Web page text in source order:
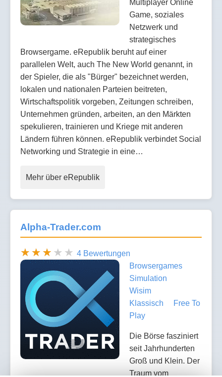
Multiplayer Online
Game, soziales
Netzwerk und
strategisches
Browsergame. eRepublik beruht auf einer
parallelen Welt, auch The New World genannt, in
der Spieler, die als "Bürger" bezeichnet werden,
lokalen und nationalen Parteien beitreten,
Wirtschaftspolitik vorgeben, Zeitungen schreiben,
Unternehmen gründen, arbeiten, an den Märkten
spekulieren, trainieren und Kriege mit anderen
Ländern führen können. eRepublik verbindet Social
Networking und Strategie in eine…
Mehr über eRepublik
Alpha-Trader.com
4 Bewertungen
Browsergames
Simulation
Wisim
Klassisch
Free To
Play
Die Börse fasziniert
seit Jahrhunderten
Groß und Klein. Der
Traum vom